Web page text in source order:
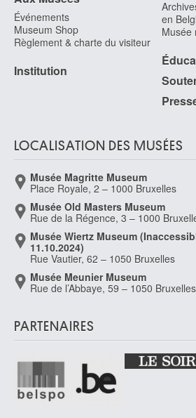
Schuil Han
Voorschoten (Pays-Bas) 1958
Schulte Lilli
Essen, Rhétanie du Nord-Westphalie
Schultze Bernard
Schwabe Carlos [LOANed Artworks]
Hambourg (Allemagne) 1866 - Avon (France)
Schwartze Thérèse
Amsterdam 1851 - 1918
Schwegman Hendrik
Haarlem (Pays-Bas) 1761 - 1816
Sciltian Gregorio
Rostov (Russie) 1900 - Rome (Italie) 1985
Scorza Sinibaldo
Scott Edwin
Watsa (Congo) 1954
Scutenaire Louis
Événements
Museum Shop
Règlement & charte du visiteur
Institution
en
Musée
LOCALISATION DES MUSÉES
Musée Magritte Museum
Place Royale, 2 – 1000 Bruxelles
Musée Old Masters Museum
Rue de la Régence, 3 – 1000
Musée Wiertz Museum
11.10.2024)
Rue Vautier, 62 – 1050 Bruxelles
Musée Meunier Museum
Rue de l’Abbaye, 59 – 1050 Bruxelles
PARTENAIRES